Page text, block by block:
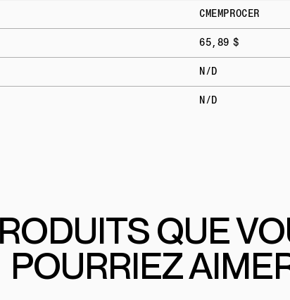
CMEMPROCER
65,89 $
N/D
N/D
QUE
POURRIEZ